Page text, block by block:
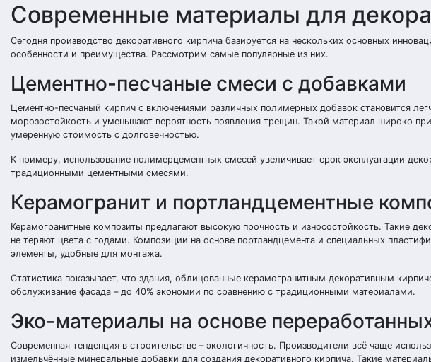
Современные материалы для
Сегодня производство декоративного кирпича базируется на нескольких основных
особенности и преимущества. Рассмотрим самые популярные из них.
Цементно-песчаные смеси с добавками
Цементно-песчаный кирпич с включениями различных полимерных добавок становится
морозостойкость и уменьшают вероятность появления трещин. Такой материал широко
умеренную стоимость с долговечностью.
К примеру, использование полимерцементных смесей увеличивает срок эксплуатации
традиционными цементными смесями.
Керамогранит и портландцементные
Керамогранитные композиты предлагают высокую прочность и износостойкость. Такие
не теряют цвета с годами. Композиции на основе портландцемента и специальных
элементы, удобные для монтажа.
Статистика показывает, что здания, облицованные керамогранитным декоративным
обслуживание фасада – до 40% экономии по сравнению с традиционными материалами.
Эко-материалы на основе
Современная тенденция в строительстве – экологичность. Производители всё чаще
измельчённые минеральные добавки для создания декоративного кирпича. Такие